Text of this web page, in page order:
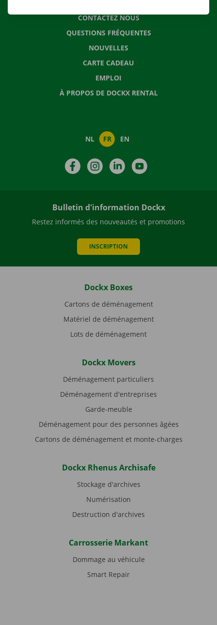
CONTACTEZ NOUS
QUESTIONS FRÉQUENTES
NOUVELLES
CARTE CADEAU
EMPLOI
À PROPOS DE DOCKX RENTAL
NL FR EN
FacebookInstagramLinkedIn
Bulletin d'information Dockx
Restez informés des nouveautés et promotions
INSCRIPTION
Dockx Boxes
Cartons de déménagement
Matériel de déménagement
Lots de déménagement
Dockx Movers
Déménagement particuliers
Déménagement d'entreprises
Garde-meuble
Déménagement pour des personnes âgées
Cartons de déménagement et monte-charges
Dockx Rhenus Archisafe
Stockage d'archives
Numérisation
Destruction d'archives
Carrosserie Markant
Dommage au véhicule
Smart Repair